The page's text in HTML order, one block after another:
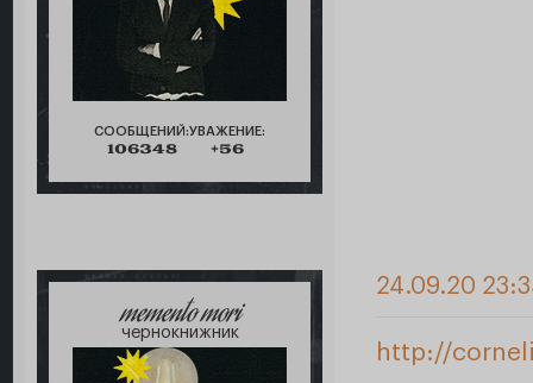
СООБЩЕНИЙ:
106348
УВАЖЕНИЕ:
+56
memento mori
чернокнижник
24.09.20
http://